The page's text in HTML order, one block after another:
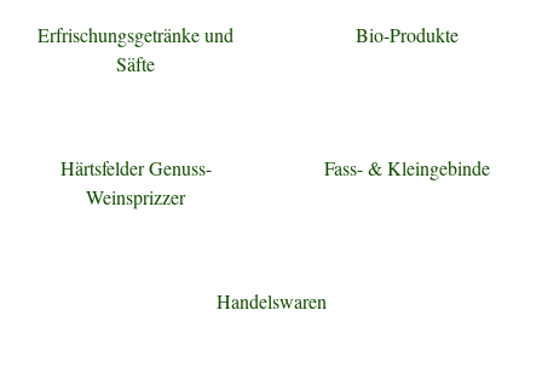
Erfrischungsgetränke und
Säfte
Bio-Produkte
Härtsfelder Genuss-
Weinsprizzer
Fass- & Kleingebinde
Handelswaren